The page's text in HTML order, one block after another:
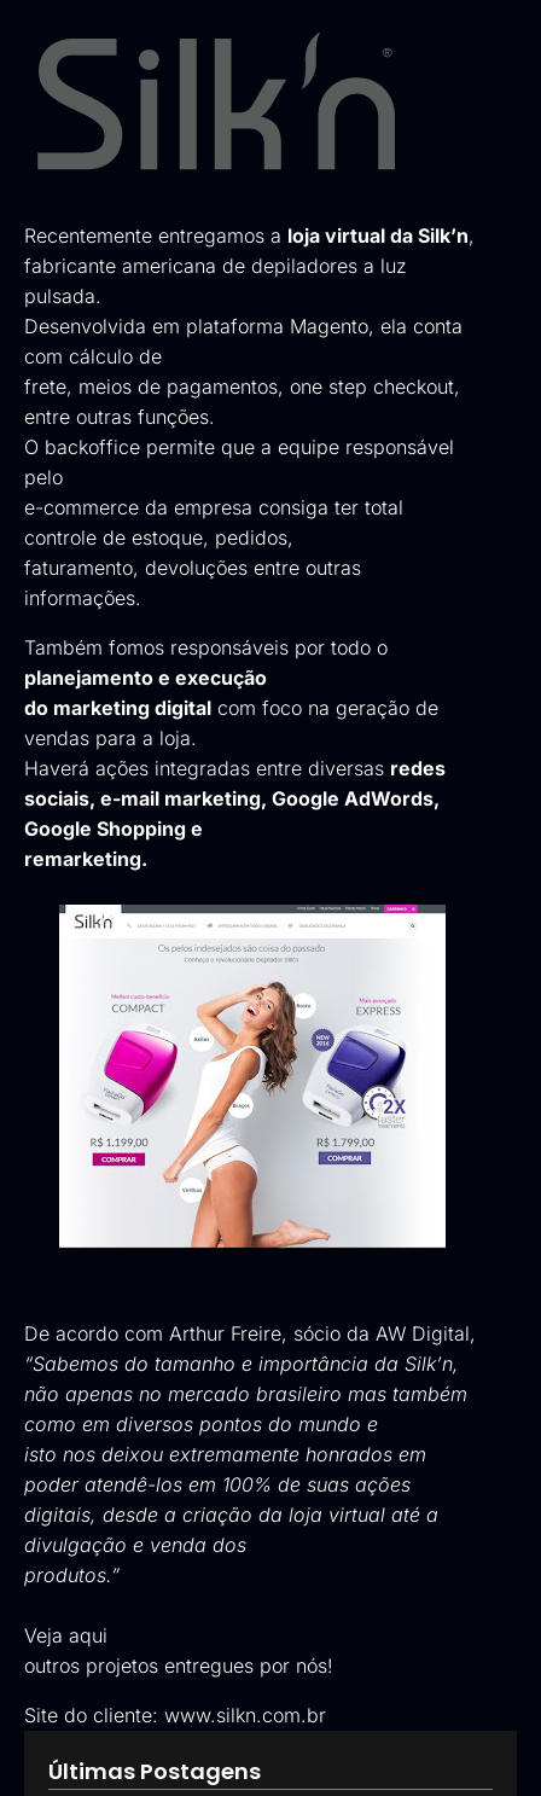
Recentemente entregamos a loja virtual da Silk’n,
fabricante americana de depiladores a luz
pulsada.
Desenvolvida em plataforma Magento, ela conta
com cálculo de
frete, meios de pagamentos, one step checkout,
entre outras funções.
O backoffice permite que a equipe responsável
pelo
e-commerce da empresa consiga ter total
controle de estoque, pedidos,
faturamento, devoluções entre outras
informações.
Também fomos responsáveis por todo o
planejamento e execução
do marketing digital com foco na geração de
vendas para a loja.
Haverá ações integradas entre diversas redes
sociais, e-mail marketing, Google AdWords,
Google Shopping e
remarketing.
De acordo com Arthur Freire, sócio da AW Digital,
“Sabemos do tamanho e importância da Silk’n,
não apenas no mercado brasileiro mas também
como em diversos pontos do mundo e
isto nos deixou extremamente honrados em
poder atendê-los em 100% de suas ações
digitais, desde a criação da loja virtual até a
divulgação e venda dos
produtos.”
Veja aqui
outros projetos entregues por nós!
Site do cliente: www.silkn.com.br
Últimas Postagens